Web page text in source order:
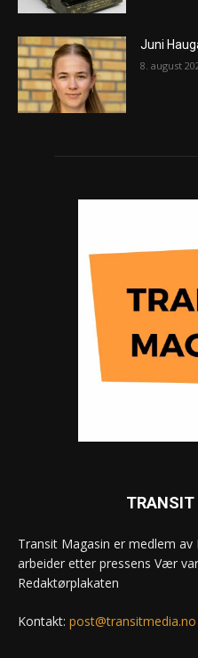
Juni
8. august
Transit Magasin er medlem
arbeider etter pressens Vær
Redaktørplakaten
Kontakt: post@transitmedia.no